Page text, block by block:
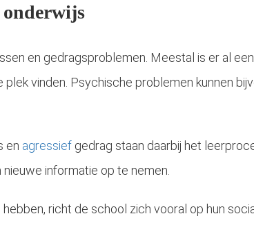
onderwijs
en gedragsproblemen. Meestal is er al
vinden. Psychische problemen kunnen
en agressief gedrag staan daarbij het
informatie op te nemen.
richt de school zich vooral op hun